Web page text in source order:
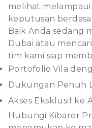
melihat
keputusan
Baik Anda sedang
Dubai atau
tim kami siap
Portofolio Vila
Dukungan Penuh
Akses Eksklusif ke
Hubungi Kibarer